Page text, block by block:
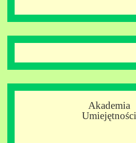
Akademia
Umiejętności